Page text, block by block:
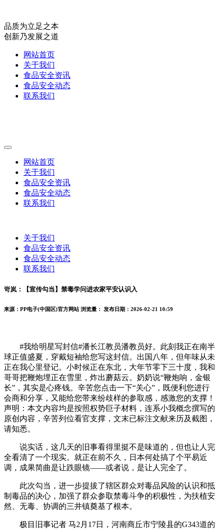
品质为立足之本
创新乃发展之道
网站首页
关于我们
食品安全资讯
食品安全动态
联系我们
网站首页
关于我们
食品安全资讯
食品安全动态
联系我们
关于我们
食品安全资讯
食品安全动态
联系我们
岢岚：【宣传勾当】禁毒学问进农家平安认识入
来源：PP电子(中国区)官方网站 浏览量： 发布日期：2026-02-21 10:59
#我给明星写封信#潘长江教员潘教员好。此刻我正在南半
球正值盛夏，穿戴短袖给您写这封信。出国八年，但年味从未
正在我心里登记。小时候正在东北，大年节零下三十度，我和
哥哥把鞭炮埋正在雪里，炸出蘑菇云。奶奶说“鞭炮响，金银
长”，其实是心疼钱。辛苦您点击一下“关心”，既便利您进行
会商和分享，又能给您带来纷歧样的参取感，感激您的支撑！
声明：本文内容均是按照权势巨子材料，连系小我概念撰写的
原创内容，辛苦列位看官支撑，文末已标注文献来历及截图，
请知悉。
说实话，这几天的旧事看得里挺不是味道的，但也让人完
全看清了一个现实。就正在前不久，日本何处搞了个平易近
调，成果简曲是让跌眼镜——或者说，是让人完全了。
此次勾当，进一步提拔了辖区群众对毒品风险的认识和抵
制毒品的决心，加强了群众参取禁毒斗争的积极性，为扶植安
然、无毒、协调的三井镇奠基了根本。
极目旧事记者 马2月17日，河南商丘市宁陵县的G343道的